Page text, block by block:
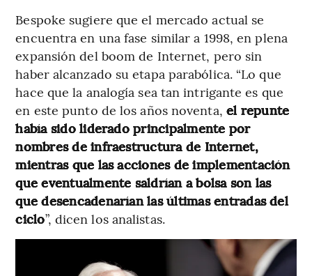
Bespoke sugiere que el mercado actual se
encuentra en una fase similar a 1998, en plena
expansión del boom de Internet, pero sin
haber alcanzado su etapa parabólica. “Lo que
hace que la analogía sea tan intrigante es que
en este punto de los años noventa, el repunte
había sido liderado principalmente por
nombres de infraestructura de Internet,
mientras que las acciones de implementación
que eventualmente saldrían a bolsa son las
que desencadenarían las últimas entradas del
ciclo”, dicen los analistas.